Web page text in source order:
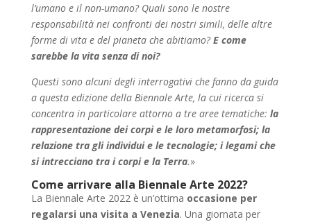
l’umano e il non-umano? Quali sono le nostre
responsabilità nei confronti dei nostri simili, delle altre
forme di vita e del pianeta che abitiamo?E come
sarebbe la vita senza di noi?
Questi sono alcuni degli interrogativi che fanno da guida
a questa edizione della Biennale Arte, la cui ricerca si
concentra in particolare attorno a tre aree tematiche: la
rappresentazione dei corpi e le loro metamorfosi; la
relazione tra gli individui e le tecnologie; i legami che
si intrecciano tra i corpi e la Terra.»
Come arrivare alla Biennale Arte 2022?
La Biennale Arte 2022 è un’ottima occasione per
regalarsi una visita a Venezia. Una giornata per